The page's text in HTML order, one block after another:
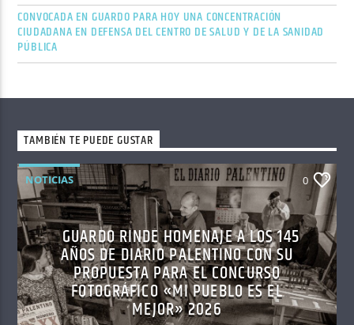
CONVOCADA EN GUARDO PARA HOY UNA CONCENTRACIÓN
CIUDADANA EN DEFENSA DEL CENTRO DE SALUD Y DE LA SANIDAD
PÚBLICA
TAMBIÉN TE PUEDE GUSTAR
NOTICIAS 0
GUARDO RINDE HOMENAJE A LOS 145
AÑOS DE DIARIO PALENTINO CON SU
PROPUESTA PARA EL CONCURSO
FOTOGRÁFICO «MI PUEBLO ES EL
MEJOR» 2026